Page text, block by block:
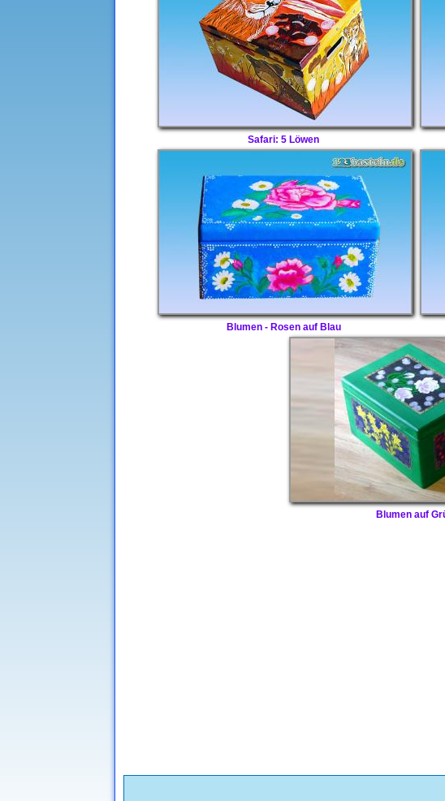
Safari: 5 Löwen
Blumen - Rosen auf Blau
Blumen auf